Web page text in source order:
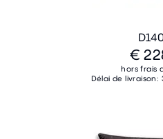
€
hors frais
Délai de livraison: